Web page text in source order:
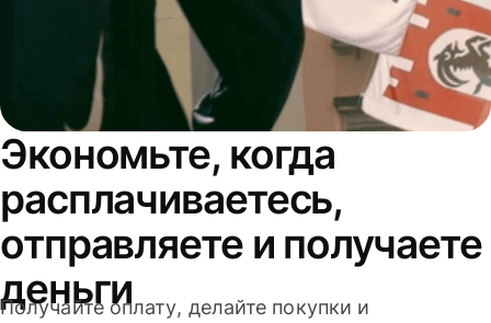
Экономьте, когда
расплачиваетесь,
отправляете и получаете
деньги
Получайте оплату, делайте покупки и